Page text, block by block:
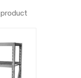
product